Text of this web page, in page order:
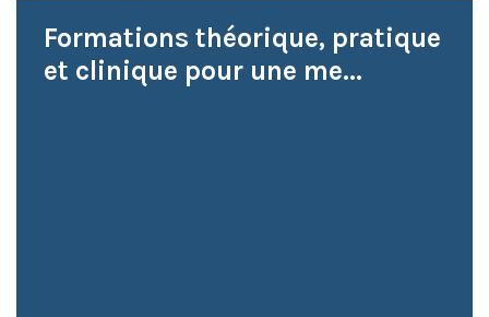
Formations théorique, pratique
et clinique pour une me...